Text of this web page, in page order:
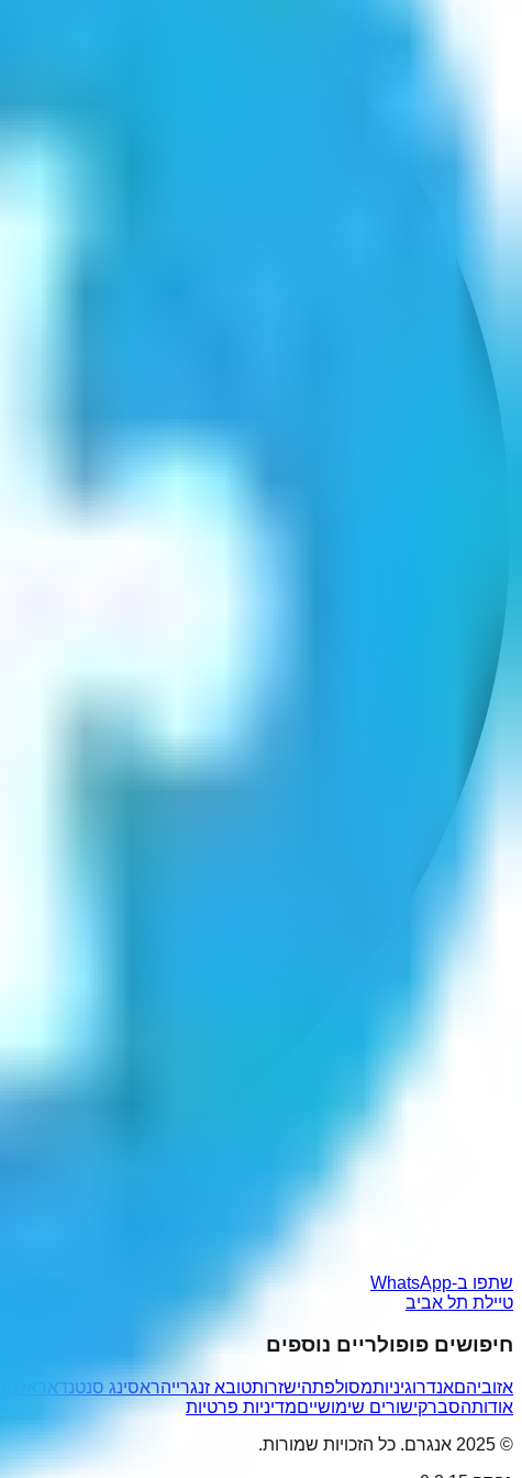
שתפו ב-WhatsApp
טיילת תל אביב
חיפושים פופולריים נוספים
אזוביהםאנדרוגיניותמסולפתהישזרותטובא זנגרייהראסינג סנטנדאר
אודותהסברקישורים שימושייםמדיניות פרטיות
© 2025 אנגרם. כל הזכויות שמורות.